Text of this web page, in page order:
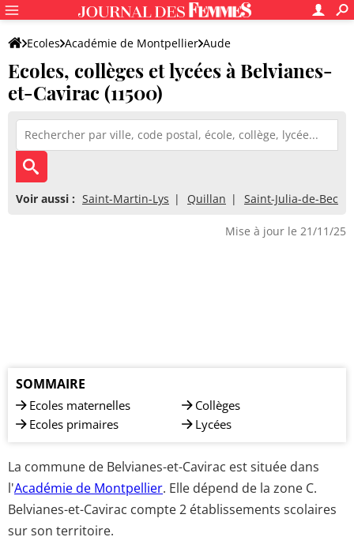
Ecoles Académie de Montpellier Aude
Ecoles, collèges et lycées à Belvianes-
et-Cavirac (11500)
Voir aussi : Saint-Martin-Lys Quillan Saint-Julia-de-Bec
Mise à jour le 21/11/25
SOMMAIRE
Ecoles maternelles
Ecoles primaires
Collèges
Lycées
La commune de Belvianes-et-Cavirac est située dans
l'Académie de Montpellier. Elle dépend de la zone C.
Belvianes-et-Cavirac compte 2 établissements scolaires
sur son territoire.